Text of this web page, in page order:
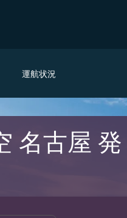
運航状況
名古屋